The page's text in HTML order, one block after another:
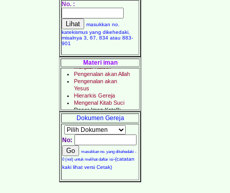
No. :
masukkan no.
katekismus yang dikehedaki,
misalnya 3, 67, 834 atau 883-
901
Materi iman
Dokumen Gereja
No:
masukkan no. yang dikehedaki -
0 (nol) untuk melihat daftar isi-(catatan
kaki lihat versi Cetak)